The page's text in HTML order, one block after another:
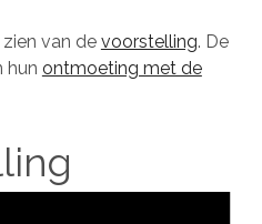
zien van de voorstelling. De
hun ontmoeting met de